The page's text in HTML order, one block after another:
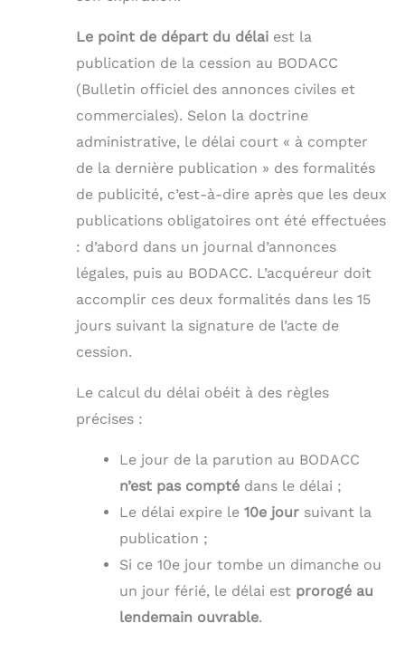
Le point de départ du délai est la
publication de la cession au BODACC
(Bulletin officiel des annonces civiles et
commerciales). Selon la doctrine
administrative, le délai court « à compter
de la dernière publication » des formalités
de publicité, c’est-à-dire après que les deux
publications obligatoires ont été effectuées
: d’abord dans un journal d’annonces
légales, puis au BODACC. L’acquéreur doit
accomplir ces deux formalités dans les 15
jours suivant la signature de l’acte de
cession.
Le calcul du délai obéit à des règles
précises :
Le jour de la parution au BODACC
n’est pas compté dans le délai ;
Le délai expire le 10e jour suivant la
publication ;
Si ce 10e jour tombe un dimanche ou
un jour férié, le délai est prorogé au
lendemain ouvrable.